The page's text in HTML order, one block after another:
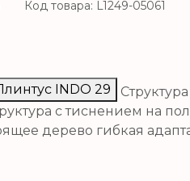
Код товара: L1249-05061
INDO 29
с тиснением на
дерево гибкая